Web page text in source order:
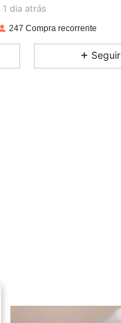
1 dia atrás
22 149
247 Compra recorrente
Seguir